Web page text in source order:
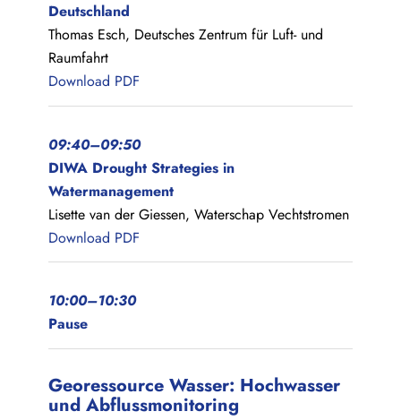
Deutschland
Thomas Esch, Deutsches Zentrum für Luft- und
Raumfahrt
Download PDF
09:40–09:50
DIWA Drought Strategies in
Watermanagement
Lisette van der Giessen, Waterschap Vechtstromen
Download PDF
10:00–10:30
Pause
Georessource Wasser: Hochwasser
und Abflussmonitoring